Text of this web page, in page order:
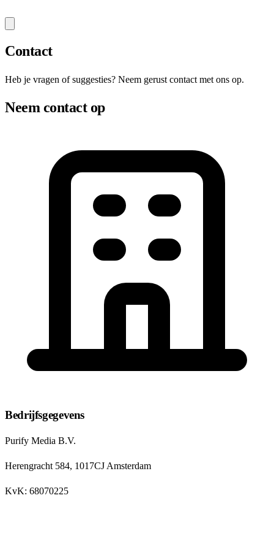
Contact
Heb je vragen of suggesties? Neem gerust contact met ons op.
Neem contact op
Bedrijfsgegevens
Purify Media B.V.
Herengracht 584, 1017CJ Amsterdam
KvK: 68070225